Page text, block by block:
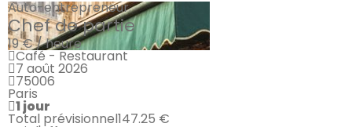
Auto-entrepreneur
Chef de partie
19 € / heure
Café - Restaurant
7 août 2026
75006
Paris
1 jour
Total prévisionnel147.25 €